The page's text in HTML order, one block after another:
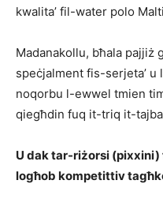
kwalita’ fil-water polo
Madanakollu, bħala pajjiż
speċjalment fis-serjeta’
noqorbu l-ewwel tmien
qiegħdin fuq it-triq it-
U dak tar-riżorsi
logħob kompetittiv